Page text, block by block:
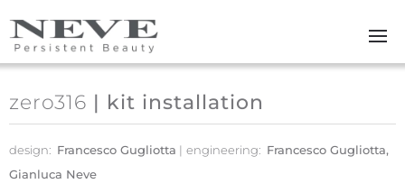
Skip to main content
zero316 | kit installation
design: Francesco Gugliotta engineering: Francesco Gugliotta,
Gianluca Neve